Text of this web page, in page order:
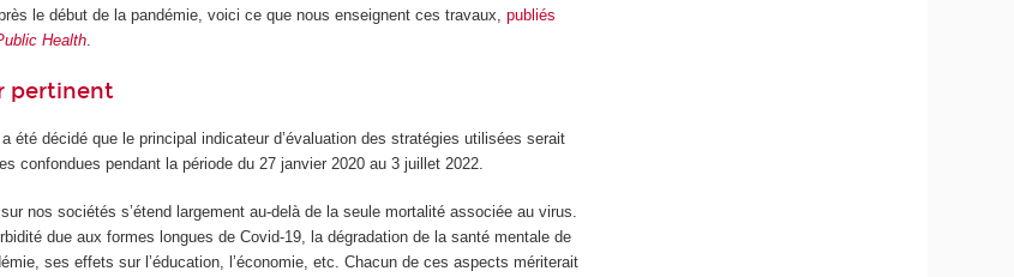
le début de la pandémie, voici ce que nous enseignent ces travaux,publiés
Health
pertinent
été décidé que le principal indicateur d’évaluation des stratégies utilisées serait
confondues pendant la période du 27 janvier 2020 au 3 juillet 2022.
nos sociétés s’étend largement au-delà de la seule mortalité associée au virus.
due aux formes longues de Covid-19, la dégradation de la santé mentale de
ses effets sur l’éducation, l’économie, etc. Chacun de ces aspects mériterait